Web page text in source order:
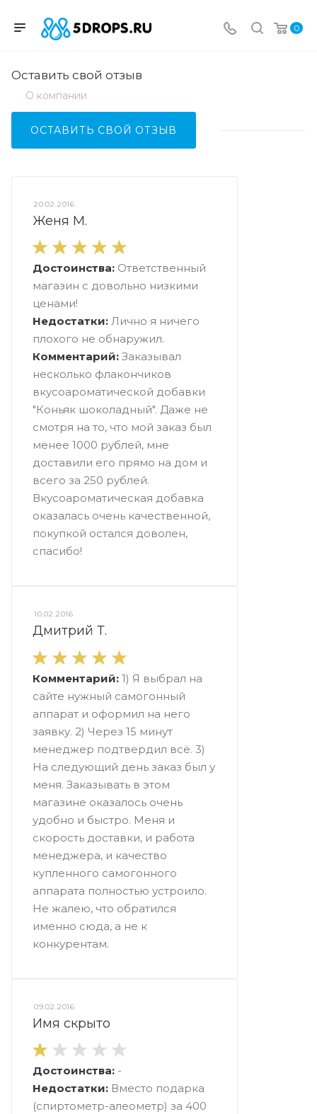
0
Оставить свой отзыв
О компании
ОСТАВИТЬ СВОЙ ОТЗЫВ
20.02.2016
Женя М.
Достоинства: Ответственный
магазин с довольно низкими
ценами!
Недостатки: Лично я ничего
плохого не обнаружил.
Комментарий: Заказывал
несколько флакончиков
вкусоароматической добавки
"Коньяк шоколадный". Даже не
смотря на то, что мой заказ был
менее 1000 рублей, мне
доставили его прямо на дом и
всего за 250 рублей.
Вкусоароматическая добавка
оказалась очень качественной,
покупкой остался доволен,
спасибо!
10.02.2016
Дмитрий Т.
Комментарий: 1) Я выбрал на
сайте нужный самогонный
аппарат и оформил на него
заявку. 2) Через 15 минут
менеджер подтвердил всё. 3)
На следующий день заказ был у
меня. Заказывать в этом
магазине оказалось очень
удобно и быстро. Меня и
скорость доставки, и работа
менеджера, и качество
купленного самогонного
аппарата полностью устроило.
Не жалею, что обратился
именно сюда, а не к
конкурентам.
09.02.2016
Имя скрыто
Достоинства: -
Недостатки: Вместо подарка
(спиртометр-алеометр) за 400